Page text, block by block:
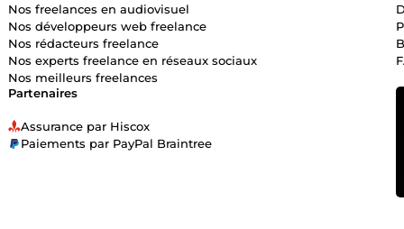
Partenaires
Assurance par Hiscox
Paiements par PayPal Braintree
Nos freelances en audiovisuel
Nos développeurs web freelance
Nos rédacteurs freelance
Nos experts freelance en réseaux sociaux
Nos meilleurs freelances